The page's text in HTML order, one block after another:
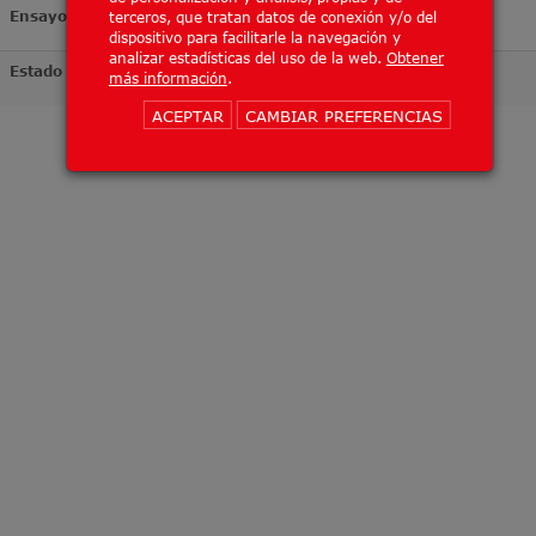
terceros, que tratan datos de conexión y/o del
dispositivo para facilitarle la navegación y
analizar estadísticas del uso de la web. Obtener
más información.
ACEPTAR CAMBIAR PREFERENCIAS
Ensayo
Estado